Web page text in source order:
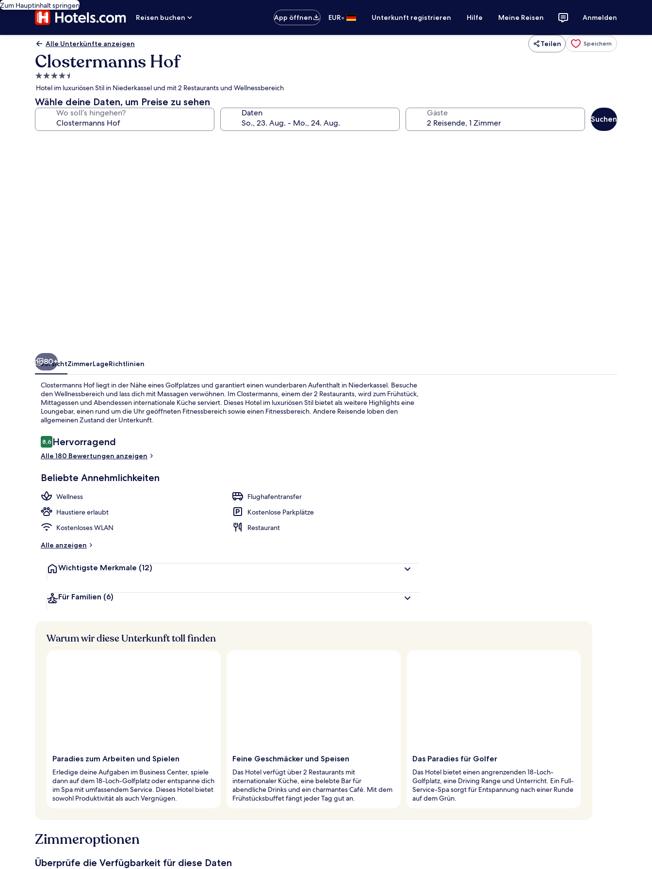
Zum Hauptinhalt springen
Reisen buchen
App öffnen EUR• Unterkunft registrieren Hilfe Meine Reisen Anmelden
Alle Unterkünfte anzeigen Teilen Speichern
Clostermanns Hof
4.5-
Sterne-
Unterkunft
Hotel im luxuriösen Stil in Niederkassel und mit 2 Restaurants und Wellnessbereich
Wähle deine Daten, um Preise zu sehen
Wo soll’s hingehen? Daten Gäste
Suchen
80+
ÜbersichtZimmerLageRichtlinien
Clostermanns Hof liegt in der Nähe eines Golfplatzes und garantiert einen wunderbaren Aufenthalt in Niederkassel. Besuche
den Wellnessbereich und lass dich mit Massagen verwöhnen. Im Clostermanns, einem der 2 Restaurants, wird zum Frühstück,
Mittagessen und Abendessen internationale Küche serviert. Dieses Hotel im luxuriösen Stil bietet als weitere Highlights eine
Loungebar, einen rund um die Uhr geöffneten Fitnessbereich sowie einen Fitnessbereich. Andere Reisende loben den
allgemeinen Zustand der Unterkunft.
Bewertungen
8,68,6 von 10.
Hervorragend
Alle 180 Bewertungen anzeigen
Beliebte Annehmlichkeiten
Wellness
Flughafentransfer
Haustiere erlaubt
Kostenlose Parkplätze
Kostenloses WLAN
Restaurant
Alle anzeigen
Wichtigste Merkmale (12)
Für Familien (6)
Warum wir diese Unterkunft toll finden
Paradies zum Arbeiten und Spielen
Erledige deine Aufgaben im Business Center, spiele
dann auf dem 18-Loch-Golfplatz oder entspanne dich
im Spa mit umfassendem Service. Dieses Hotel bietet
sowohl Produktivität als auch Vergnügen.
Feine Geschmäcker und Speisen
Das Hotel verfügt über 2 Restaurants mit
internationaler Küche, eine belebte Bar für
abendliche Drinks und ein charmantes Café. Mit dem
Frühstücksbuffet fängt jeder Tag gut an.
Das Paradies für Golfer
Das Hotel bietet einen angrenzenden 18-Loch-
Golfplatz, eine Driving Range und Unterricht. Ein Full-
Service-Spa sorgt für Entspannung nach einer Runde
auf dem Grün.
Zimmeroptionen
Überprüfe die Verfügbarkeit für diese Daten